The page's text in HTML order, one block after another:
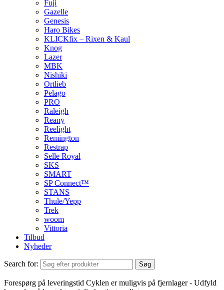
Fuji
Gazelle
Genesis
Haro Bikes
KLICKfix – Rixen & Kaul
Knog
Lazer
MBK
Nishiki
Ortlieb
Pelago
PRO
Raleigh
Reany
Reelight
Remington
Restrap
Selle Royal
SKS
SMART
SP Connect™
STANS
Thule/Yepp
Trek
woom
Vittoria
Tilbud
Nyheder
Search for: Søg
Forespørg på leveringstid Cyklen er muligvis på fjernlager - Udfyld